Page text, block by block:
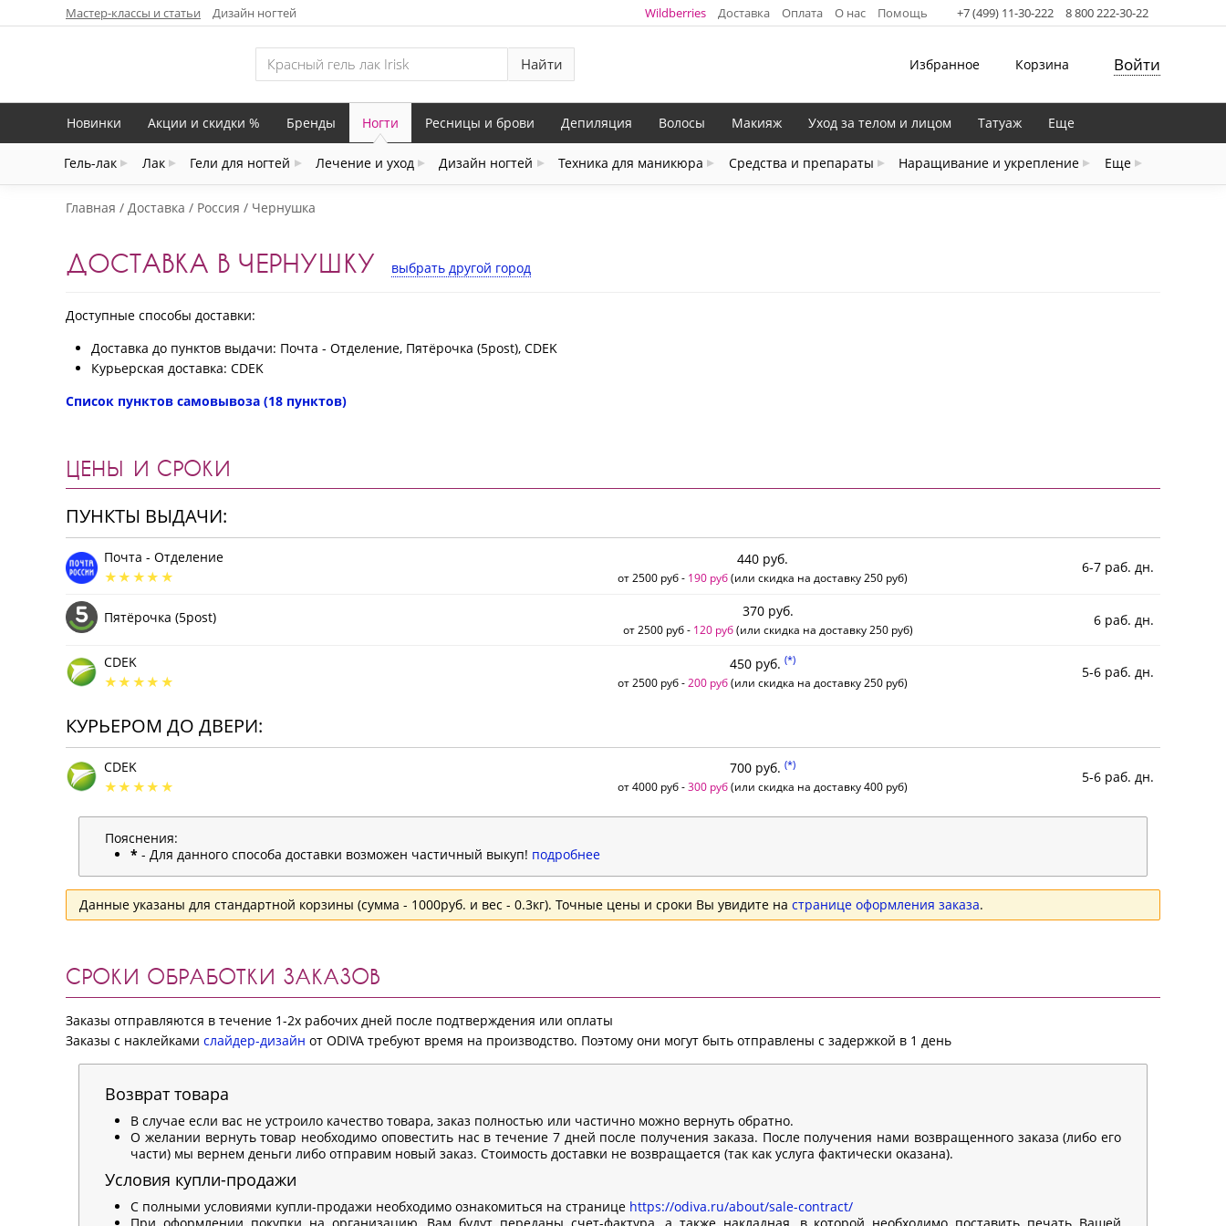
Мастер-классы и статьи Дизайн ногтей Wildberries Доставка Оплата О нас Помощь +7 (499) 11-30-222 8 800 222-30-22
Найти Избранное Корзина Войти
Новинки Акции и скидки % Бренды Ногти
Гель-лак Лак Гели для ногтей Лечение и уход Дизайн ногтей Техника для маникюра Средства и препараты Наращивание и укрепление Еще
Ресницы и брови Депиляция Волосы Макияж Уход за телом и лицом Татуаж Еще
Главная Доставка Россия Чернушка
ДОСТАВКА В ЧЕРНУШКУ выбрать другой город
Доступные способы доставки:
Доставка до пунктов выдачи: Почта - Отделение, Пятёрочка (5post), CDEK
Курьерская доставка: CDEK
Список пунктов самовывоза (18 пунктов)
ЦЕНЫ И СРОКИ
ПУНКТЫ ВЫДАЧИ:
Почта - Отделение 440 руб.
от 2500 руб - 190 руб(или скидка на доставку 250 руб)
6-7 раб. дн.
Пятёрочка (5post) 370 руб.
от 2500 руб - 120 руб(или скидка на доставку 250 руб)
6 раб. дн.
CDEK 450 руб. (*)
от 2500 руб - 200 руб(или скидка на доставку 250 руб)
5-6 раб. дн.
КУРЬЕРОМ ДО ДВЕРИ:
CDEK 700 руб. (*)
от 4000 руб -300 руб(или скидка на доставку 400 руб)
5-6 раб. дн.
Пояснения:
* - Для данного способа доставки возможен частичный выкуп! подробнее
Данные указаны для стандартной корзины (сумма - 1000руб. и вес - 0.3кг). Точные цены и сроки Вы увидите на странице оформления заказа.
СРОКИ ОБРАБОТКИ ЗАКАЗОВ
Заказы отправляются в течение 1-2х рабочих дней после подтверждения или оплаты
Заказы с наклейками слайдер-дизайн от ODIVA требуют время на производство. Поэтому они могут быть отправлены с задержкой в 1 день
Возврат товара
В случае если вас не устроило качество товара, заказ полностью или частично можно вернуть обратно.
О желании вернуть товар необходимо оповестить нас в течение 7 дней после получения заказа. После получения нами возвращенного заказа (либо его
части) мы вернем деньги либо отправим новый заказ. Стоимость доставки не возвращается (так как услуга фактически оказана).
Условия купли-продажи
С полными условиями купли-продажи необходимо ознакомиться на странице https://odiva.ru/about/sale-contract/
При оформлении покупки на организацию, Вам будут переданы счет-фактура, а также накладная, в которой необходимо поставить печать Вашей